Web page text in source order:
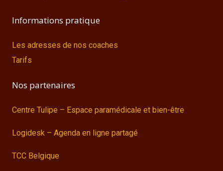
Informations pratique
Les adresses de nos coaches
Tarifs
Nos partenaires
Centre Tulipe – Espace paramédicale et bien-être
Logidesk – Agenda en ligne partagé
TCC Belgique